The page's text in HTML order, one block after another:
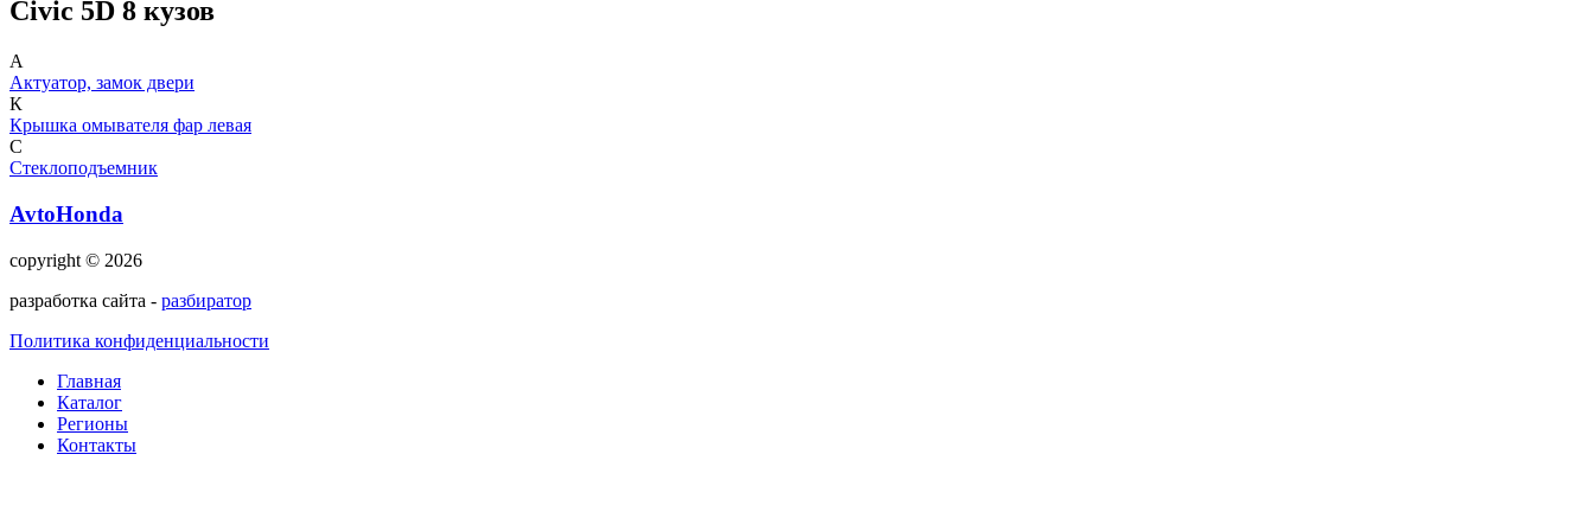
Civic 5D 8 кузов
А
Актуатор, замок двери
К
Крышка омывателя фар левая
С
Стеклоподъемник
AvtoHonda
copyright © 2026
разработка сайта - разбиратор
Политика конфиденциальности
Главная
Каталог
Регионы
Контакты